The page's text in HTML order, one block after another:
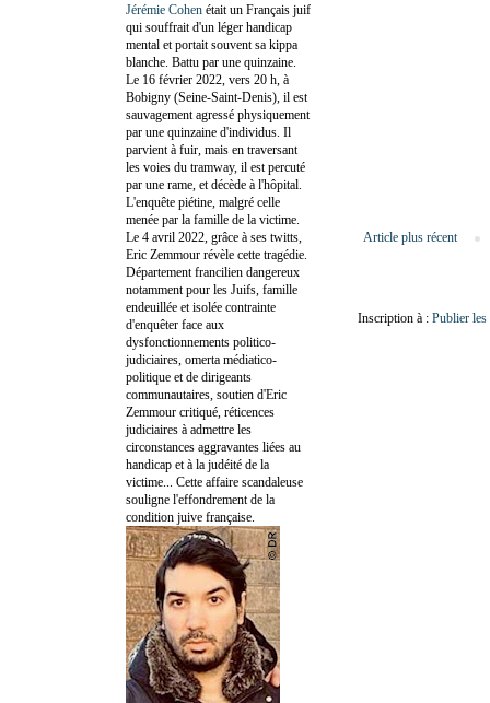
Article plus récent
Inscription à : Publier
Jérémie Cohen était un Français juif
qui souffrait d'un léger handicap
mental et portait souvent sa kippa
blanche. Battu par une quinzaine.
Le 16 février 2022, vers 20 h, à
Bobigny (Seine-Saint-Denis), il est
sauvagement agressé physiquement
par une quinzaine d'individus. Il
parvient à fuir, mais en traversant
les voies du tramway, il est percuté
par une rame, et décède à l'hôpital.
L'enquête piétine, malgré celle
menée par la famille de la victime.
Le 4 avril 2022, grâce à ses twitts,
Eric Zemmour révèle cette tragédie.
Département francilien dangereux
notamment pour les Juifs, famille
endeuillée et isolée contrainte
d'enquêter face aux
dysfonctionnements politico-
judiciaires, omerta médiatico-
politique et de dirigeants
communautaires, soutien d'Eric
Zemmour critiqué, réticences
judiciaires à admettre les
circonstances aggravantes liées au
handicap et à la judéité de la
victime... Cette affaire scandaleuse
souligne l'effondrement de la
condition juive française.